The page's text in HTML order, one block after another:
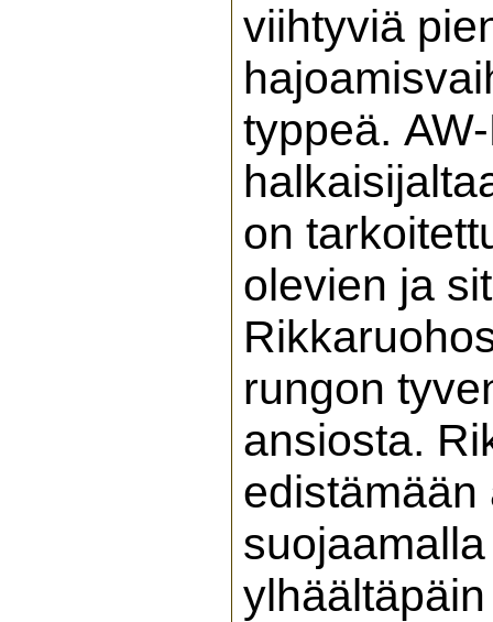
viihtyviä
typpeä.
on
olevien ja
rungon
ansiosta.